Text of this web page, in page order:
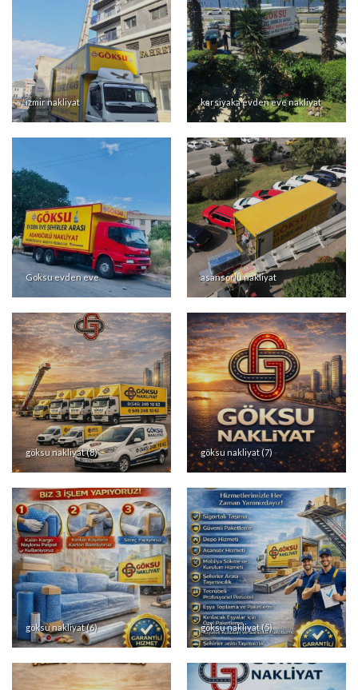
asansorlu nakliyat 2 ambalajlama 1
izmir nakliyat karsiyaka evden eve nakliyat
Goksu evden eve asansorlu nakliyat
göksu nakliyat (8) göksu nakliyat (7)